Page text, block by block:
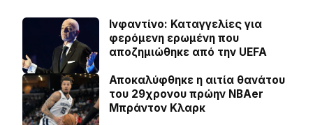
Ινφαντίνο: Καταγγελίες για
φερόμενη ερωμένη που
αποζημιώθηκε από την UEFA
Αποκαλύφθηκε η αιτία θανάτου
του 29χρονου πρώην NBAer
Μπράντον Κλαρκ